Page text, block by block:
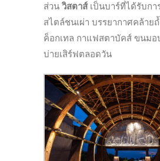
ส่วน วิสตาส์เป็นบาร์ที่ได้รับกา
สไตล์ชนเผ่า บรรยากาศคล้าย
ค็อกเทล กาแฟสตาบัคส์ ขนมอ
บ่ายเสิร์ฟตลอดวัน